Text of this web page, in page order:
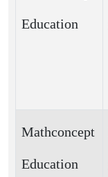
Education
Mathconcept
Education